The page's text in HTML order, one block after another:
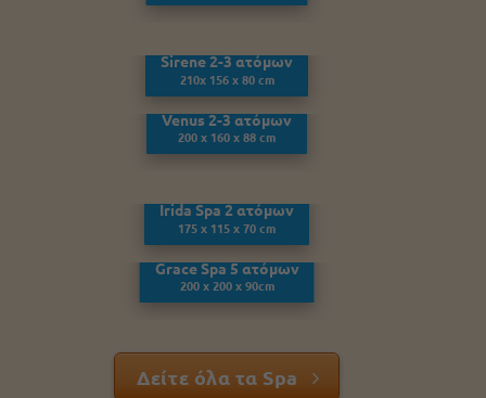
Sirene 2-3 ατόμων
210x 156 x 80 cm
Venus 2-3 ατόμων
200 x 160 x 88 cm
Irida Spa 2 ατόμων
175 x 115 x 70 cm
Grace Spa 5 ατόμων
200 x 200 x 90cm
Δείτε όλα τα Spa